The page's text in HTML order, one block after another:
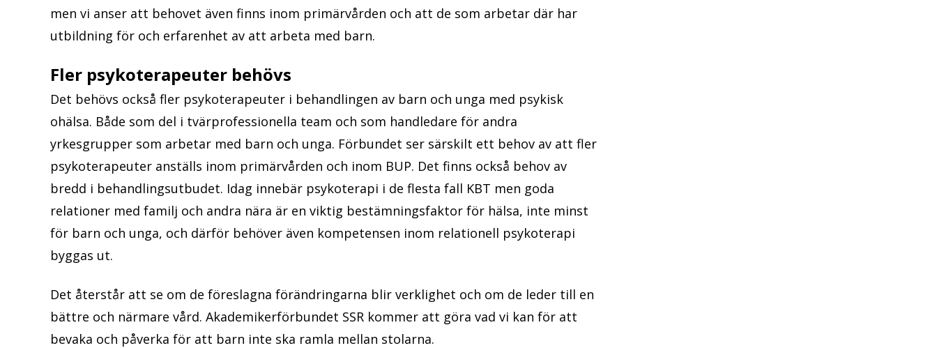
men vi anser att behovet även finns inom primärvården och att de som arbetar där har
utbildning för och erfarenhet av att arbeta med barn.
Fler psykoterapeuter behövs
Det behövs också fler psykoterapeuter i behandlingen av barn och unga med psykisk
ohälsa. Både som del i tvärprofessionella team och som handledare för andra
yrkesgrupper som arbetar med barn och unga. Förbundet ser särskilt ett behov av att fler
psykoterapeuter anställs inom primärvården och inom BUP. Det finns också behov av
bredd i behandlingsutbudet. Idag innebär psykoterapi i de flesta fall KBT men goda
relationer med familj och andra nära är en viktig bestämningsfaktor för hälsa, inte minst
för barn och unga, och därför behöver även kompetensen inom relationell psykoterapi
byggas ut.
Det återstår att se om de föreslagna förändringarna blir verklighet och om de leder till en
bättre och närmare vård. Akademikerförbundet SSR kommer att göra vad vi kan för att
bevaka och påverka för att barn inte ska ramla mellan stolarna.